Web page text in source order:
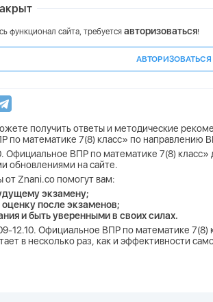
функционал сайта, требуется авторизоваться!
получить ответы и методические
по математике 7(8) класс» по направлению
Официальное ВПР по математике 7(8) класс»
обновлениями на сайте.
Znani.co помогут вам:
экзамену;
после экзаменов;
и быть уверенными в своих силах.
12.10. Официальное ВПР по математике
в несколько раз, как и эффективности